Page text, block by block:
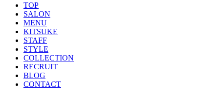
TOP
SALON
MENU
KITSUKE
STAFF
STYLE
COLLECTION
RECRUIT
BLOG
CONTACT